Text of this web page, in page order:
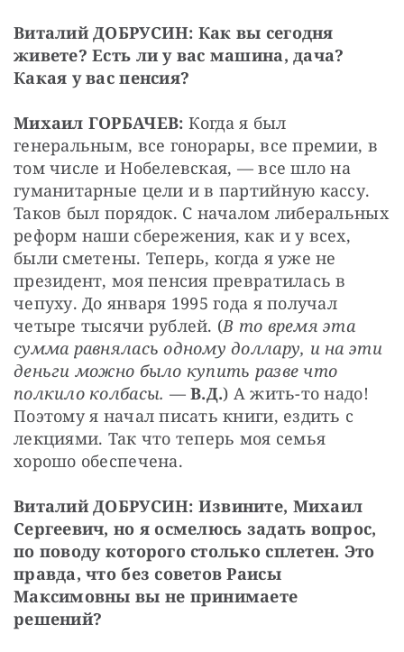
Виталий ДОБРУСИН: Как вы сегодня
живете? Есть ли у вас машина, дача?
Какая у вас пенсия?
Михаил ГОРБАЧЕВ: Когда я был
генеральным, все гонорары, все премии, в
том числе и Нобелевская, — все шло на
гуманитарные цели и в партийную кассу.
Таков был порядок. С началом либеральных
реформ наши сбережения, как и у всех,
были сметены. Теперь, когда я уже не
президент, моя пенсия превратилась в
чепуху. До января 1995 года я получал
четыре тысячи рублей. (В то время эта
сумма равнялась одному доллару, и на эти
деньги можно было купить разве что
полкило колбасы. — В.Д.) А жить-то надо!
Поэтому я начал писать книги, ездить с
лекциями. Так что теперь моя семья
хорошо обеспечена.
Виталий ДОБРУСИН: Извините, Михаил
Сергеевич, но я осмелюсь задать вопрос,
по поводу которого столько сплетен. Это
правда, что без советов Раисы
Максимовны вы не принимаете
решений?